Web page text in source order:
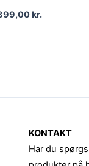
kr.
KONTAKT
Har du